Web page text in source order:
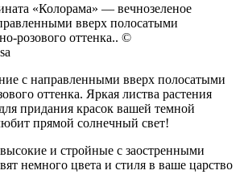
«Колорама» — вечнозеленое
вверх полосатыми
розового оттенка.. ©
с направленными вверх полосатыми
оттенка. Яркая листва растения
придания красок вашей темной
прямой солнечный свет!
и стройные с заостренными
немного цвета и стиля в ваше царство